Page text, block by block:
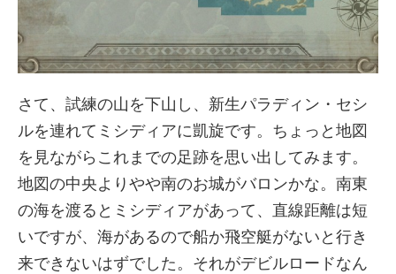
さて、試練の山を下山し、新生パラディン・セシ
ルを連れてミシディアに凱旋です。ちょっと地図
を見ながらこれまでの足跡を思い出してみます。
地図の中央よりやや南のお城がバロンかな。南東
の海を渡るとミシディアがあって、直線距離は短
いですが、海があるので船か飛空艇がないと行き
来できないはずでした。それがデビルロードなん